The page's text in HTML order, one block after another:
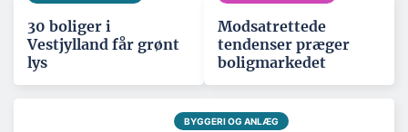
30 boliger i
Vestjylland får grønt
lys
Modsatrettede
tendenser præger
boligmarkedet
BYGGERI OG ANLÆG